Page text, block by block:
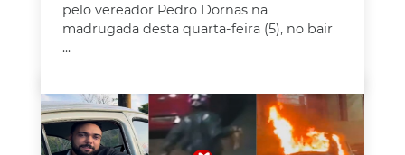
pelo vereador Pedro Dornas na
madrugada desta quarta-feira (5), no bair
...